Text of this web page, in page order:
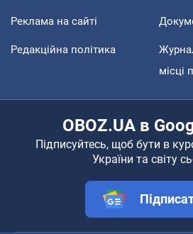
Реклама на сайті
Редакційна політика
місці
OBOZ.UA в
Підписуйтесь, щоб бути в
України та світу